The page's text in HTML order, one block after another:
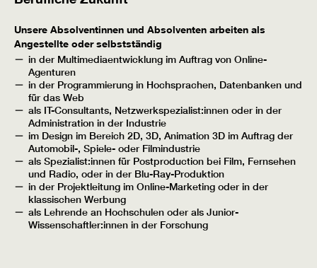
Unsere Absolventinnen und Absolventen arbeiten als
Angestellte oder selbstständig
in der Multimediaentwicklung im Auftrag von Online-
Agenturen
in der Programmierung in Hochsprachen, Datenbanken und
für das Web
als IT-Consultants, Netzwerkspezialist:innen oder in der
Administration in der Industrie
im Design im Bereich 2D, 3D, Animation 3D im Auftrag der
Automobil-, Spiele- oder Filmindustrie
als Spezialist:innen für Postproduction bei Film, Fernsehen
und Radio, oder in der Blu-Ray-Produktion
in der Projektleitung im Online-Marketing oder in der
klassischen Werbung
als Lehrende an Hochschulen oder als Junior-
Wissenschaftler:innen in der Forschung